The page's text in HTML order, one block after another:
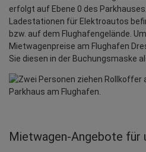
erfolgt auf Ebene 0 des
Ladestationen für Elektroautos
bzw. auf dem Flughafengelände.
Mietwagenpreise am Flughafen
Sie diesen in der Buchungsmaske
Mietwagen‑Angebote für